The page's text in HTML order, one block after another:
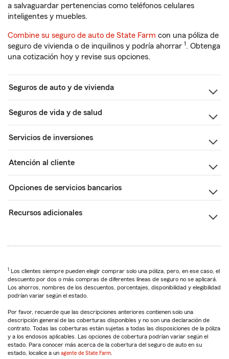
a salvaguardar pertenencias como teléfonos celulares
inteligentes y muebles.
Combine su seguro de auto de State Farm con una póliza de
seguro de vivienda o de inquilinos y podría ahorrar 1. Obtenga
una cotización hoy y revise sus opciones.
Seguros de auto y de vivienda
Seguros de vida y de salud
Servicios de inversiones
Atención al cliente
Opciones de servicios bancarios
Recursos adicionales
1 Los clientes siempre pueden elegir comprar solo una póliza, pero, en ese caso, el
descuento por dos o más compras de diferentes líneas de seguro no se aplicará.
Los ahorros, nombres de los descuentos, porcentajes, disponibilidad y elegibilidad
podrían variar según el estado.
Por favor, recuerde que las descripciones anteriores contienen solo una
descripción general de las coberturas disponibles y no son una declaración de
contrato. Todas las coberturas están sujetas a todas las disposiciones de la póliza
y a los endosos aplicables. Las opciones de cobertura podrían variar según el
estado. Para conocer más acerca de la cobertura del seguro de auto en su
estado, localice a un agente de State Farm